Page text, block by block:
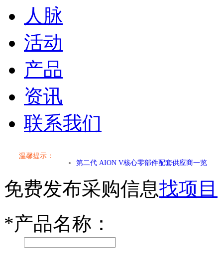
人脉
活动
产品
资讯
联系我们
温馨提示：
小米SU7核心零部件配套供应商一览
乐道L60核心零部件配套供应商一览
小米SU7核心零部件配套供应商一览
免费发布采购信息找项目
*产品名称：